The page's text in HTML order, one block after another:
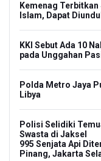
Kemenag
Islam, Dapat
KKI Sebut Ada 10
pada Unggahan
Polda Metro Jaya
Libya
Polisi Selidiki
Swasta di Jaksel
995 Senjata Api
Pinang, Jakarta